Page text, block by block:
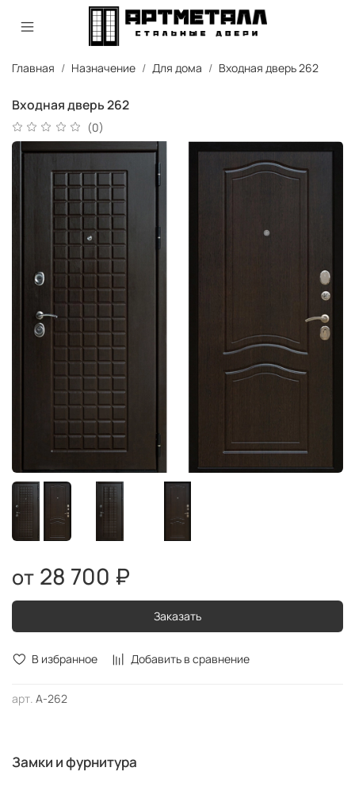
Главная Назначение Для дома Входная дверь 262
Входная дверь 262
(0)
В избранное Добавить в сравнение
арт. А-262
28 700 ₽
Заказать
Замки и фурнитура